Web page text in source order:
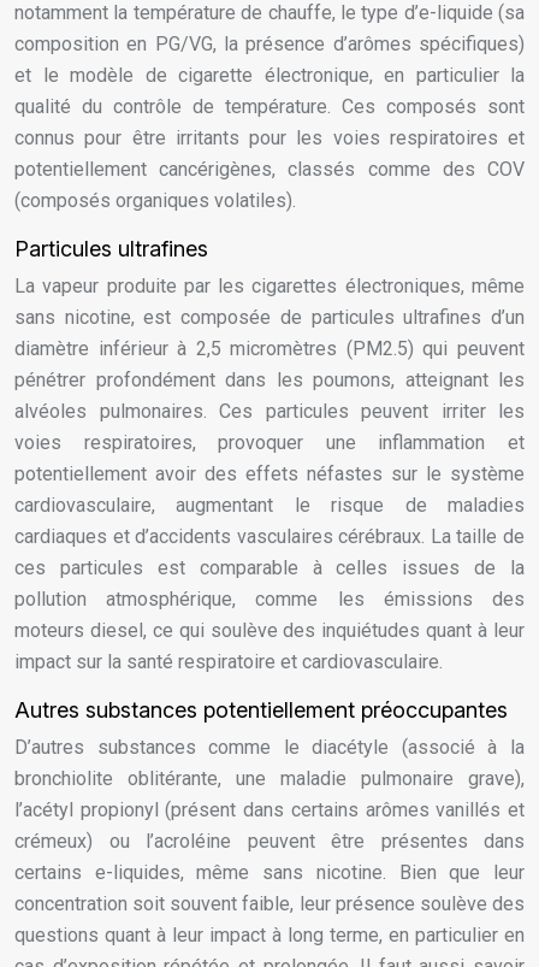
notamment la température de chauffe, le type d’e-liquide (sa
composition en PG/VG, la présence d’arômes spécifiques)
et le modèle de cigarette électronique, en particulier la
qualité du contrôle de température. Ces composés sont
connus pour être irritants pour les voies respiratoires et
potentiellement cancérigènes, classés comme des COV
(composés organiques volatiles).
Particules ultrafines
La vapeur produite par les cigarettes électroniques, même
sans nicotine, est composée de particules ultrafines d’un
diamètre inférieur à 2,5 micromètres (PM2.5) qui peuvent
pénétrer profondément dans les poumons, atteignant les
alvéoles pulmonaires. Ces particules peuvent irriter les
voies respiratoires, provoquer une inflammation et
potentiellement avoir des effets néfastes sur le système
cardiovasculaire, augmentant le risque de maladies
cardiaques et d’accidents vasculaires cérébraux. La taille de
ces particules est comparable à celles issues de la
pollution atmosphérique, comme les émissions des
moteurs diesel, ce qui soulève des inquiétudes quant à leur
impact sur la santé respiratoire et cardiovasculaire.
Autres substances potentiellement préoccupantes
D’autres substances comme le diacétyle (associé à la
bronchiolite oblitérante, une maladie pulmonaire grave),
l’acétyl propionyl (présent dans certains arômes vanillés et
crémeux) ou l’acroléine peuvent être présentes dans
certains e-liquides, même sans nicotine. Bien que leur
concentration soit souvent faible, leur présence soulève des
questions quant à leur impact à long terme, en particulier en